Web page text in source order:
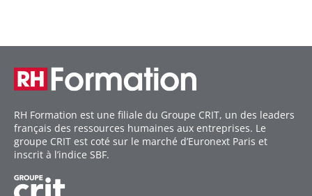
RH Formation est une filiale du Groupe CRIT, un des leaders
français des ressources humaines aux entreprises. Le
groupe CRIT est coté sur le marché d’Euronext Paris et
inscrit à l’indice SBF.